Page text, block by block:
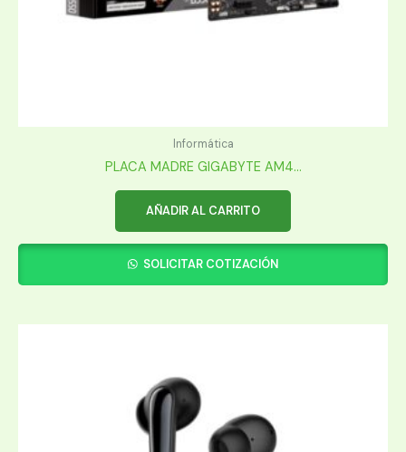
Informática
PLACA MADRE GIGABYTE AM4...
AÑADIR AL CARRITO
SOLICITAR COTIZACIÓN